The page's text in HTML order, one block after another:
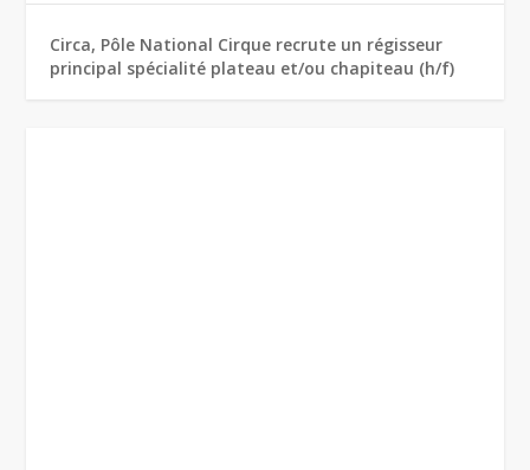
Circa, Pôle National Cirque recrute un régisseur
principal spécialité plateau et/ou chapiteau (h/f)